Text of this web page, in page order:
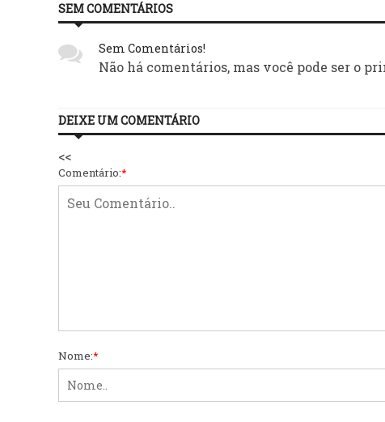
SEM COMENTÁRIOS
Sem Comentários!
Não há comentários, mas você pode ser o
DEIXE UM COMENTÁRIO
<<
Comentário:*
Nome:*